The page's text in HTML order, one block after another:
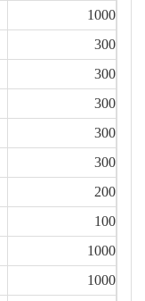
1000
300
300
300
300
300
200
100
1000
1000